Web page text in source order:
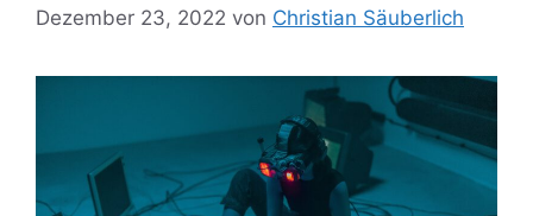
Dezember 23, 2022 von Christian Säuberlich